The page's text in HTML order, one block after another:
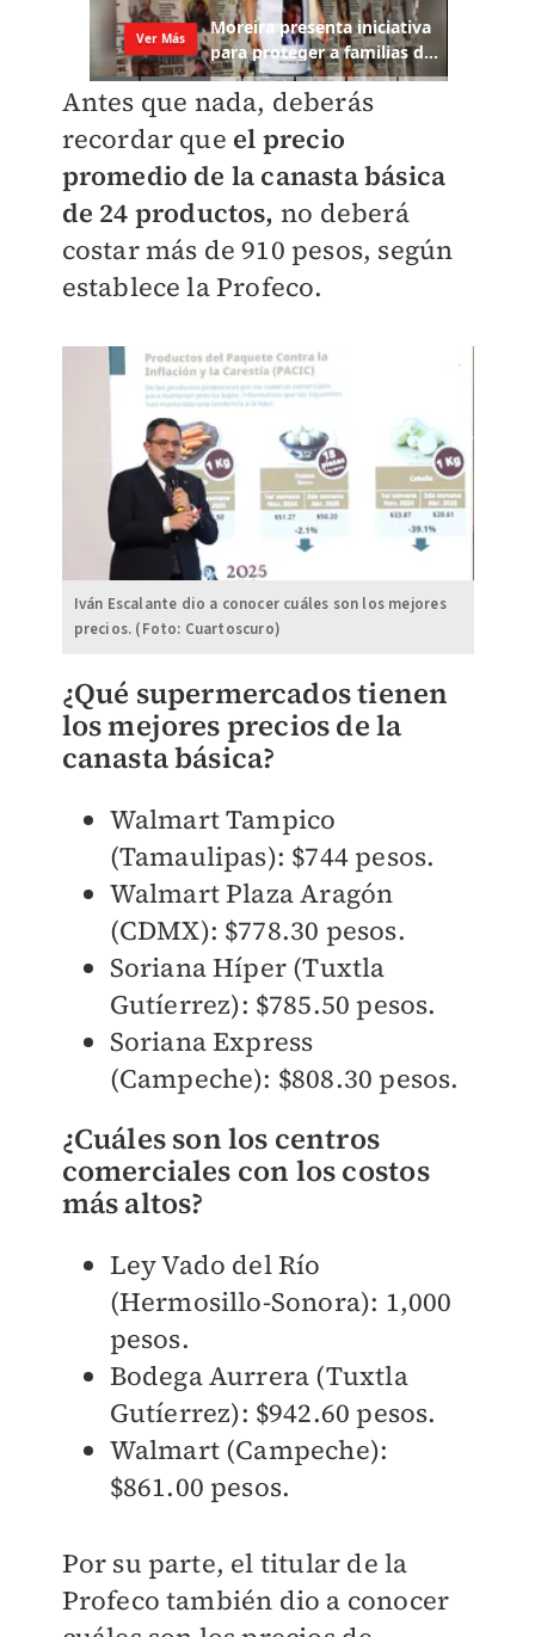
Antes que nada, deberás
recordar que el precio
promedio de la canasta básica
de 24 productos, no deberá
costar más de 910 pesos, según
establece la Profeco.
Iván Escalante dio a conocer cuáles son los mejores
precios. (Foto: Cuartoscuro)
¿Qué supermercados tienen
los mejores precios de la
canasta básica?
Walmart Tampico
(Tamaulipas): $744 pesos.
Walmart Plaza Aragón
(CDMX): $778.30 pesos.
Soriana Híper (Tuxtla
Gutíerrez): $785.50 pesos.
Soriana Express
(Campeche): $808.30 pesos.
¿Cuáles son los centros
comerciales con los costos
más altos?
Ley Vado del Río
(Hermosillo-Sonora): 1,000
pesos.
Bodega Aurrera (Tuxtla
Gutíerrez): $942.60 pesos.
Walmart (Campeche):
$861.00 pesos.
Por su parte, el titular de la
Profeco también dio a conocer